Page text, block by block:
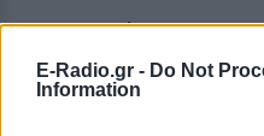
E-Radio.gr - Do Not
Information
Συγκλονίζει η
τους 26 νεκρούς στο
«Τους εξαΰλωσαν»